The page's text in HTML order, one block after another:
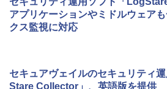
アプリケーションやミドルウェア
クス監視に対応
セキュアヴェイルのセキュリティ
Stare Collector」、英語版を提供